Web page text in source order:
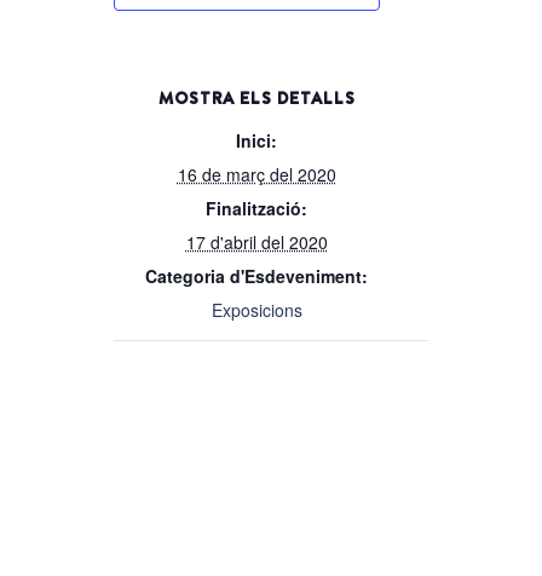
MOSTRA ELS DETALLS
Inici:
16 de març del 2020
Finalització:
17 d'abril del 2020
Categoria d'Esdeveniment:
Exposicions